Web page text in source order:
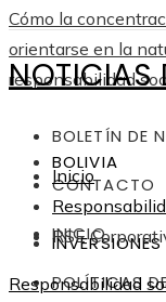
Cómo la
orientarse en la
responsabilidad
BOLETÍN DE
CONTACTO
INICIO
POLÍTICAS
NOTICIAS
BOLIVIA
INVERSIONES
Inicio
RSE
Responsabilidad